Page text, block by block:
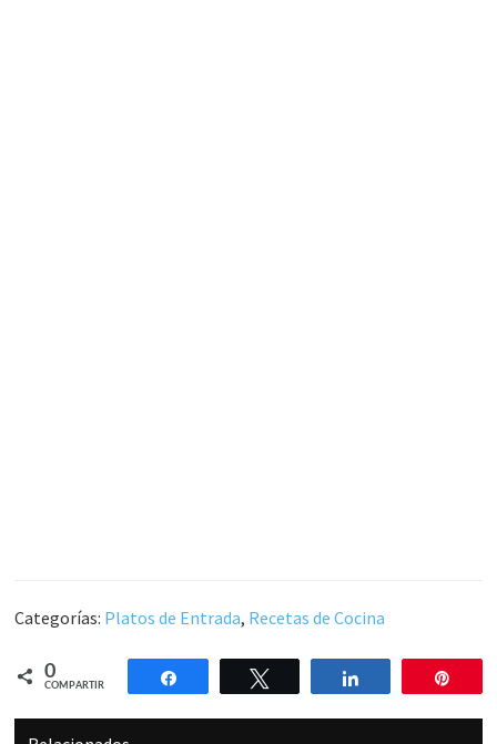
Categorías: Platos de Entrada, Recetas de Cocina
0
COMPARTIR
Compartir Compartir